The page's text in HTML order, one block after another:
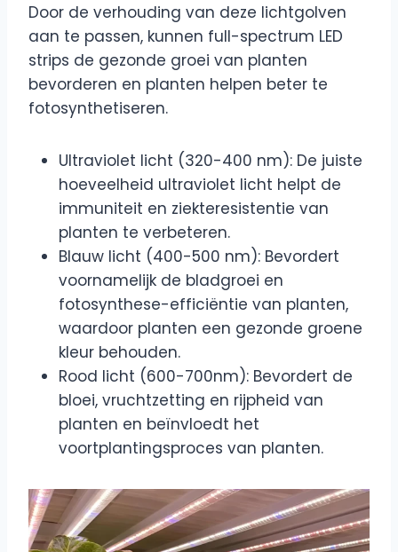
Door de verhouding van deze lichtgolven
aan te passen, kunnen full-spectrum LED
strips de gezonde groei van planten
bevorderen en planten helpen beter te
fotosynthetiseren.
Ultraviolet licht (320-400 nm): De juiste
hoeveelheid ultraviolet licht helpt de
immuniteit en ziekteresistentie van
planten te verbeteren.
Blauw licht (400-500 nm): Bevordert
voornamelijk de bladgroei en
fotosynthese-efficiëntie van planten,
waardoor planten een gezonde groene
kleur behouden.
Rood licht (600-700nm): Bevordert de
bloei, vruchtzetting en rijpheid van
planten en beïnvloedt het
voortplantingsproces van planten.